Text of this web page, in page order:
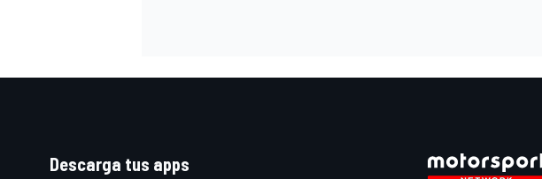
Descarga tus apps